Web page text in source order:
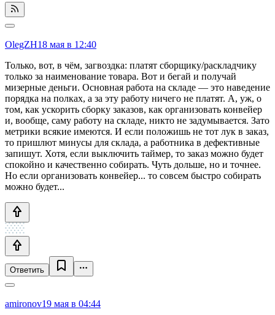
OlegZH18 мая в 12:40
Только, вот, в чём, загвоздка: платят сборщику/раскладчику
только за наименование товара. Вот и бегай и получай
мизерные деньги. Основная работа на складе — это наведение
порядка на полках, а за эту работу ничего не платят. А, уж, о
том, как ускорить сборку заказов, как организовать конвейер
и, вообще, саму работу на складе, никто не задумывается. Зато
метрики всякие имеются. И если положишь не тот лук в заказ,
то пришлют минусы для склада, а работника в дефективные
запишут. Хотя, если выключить таймер, то заказ можно будет
спокойно и качественно собирать. Чуть дольше, но и точнее.
Но если организовать конвейер... то совсем быстро собирать
можно будет...
Ответить
amironov19 мая в 04:44